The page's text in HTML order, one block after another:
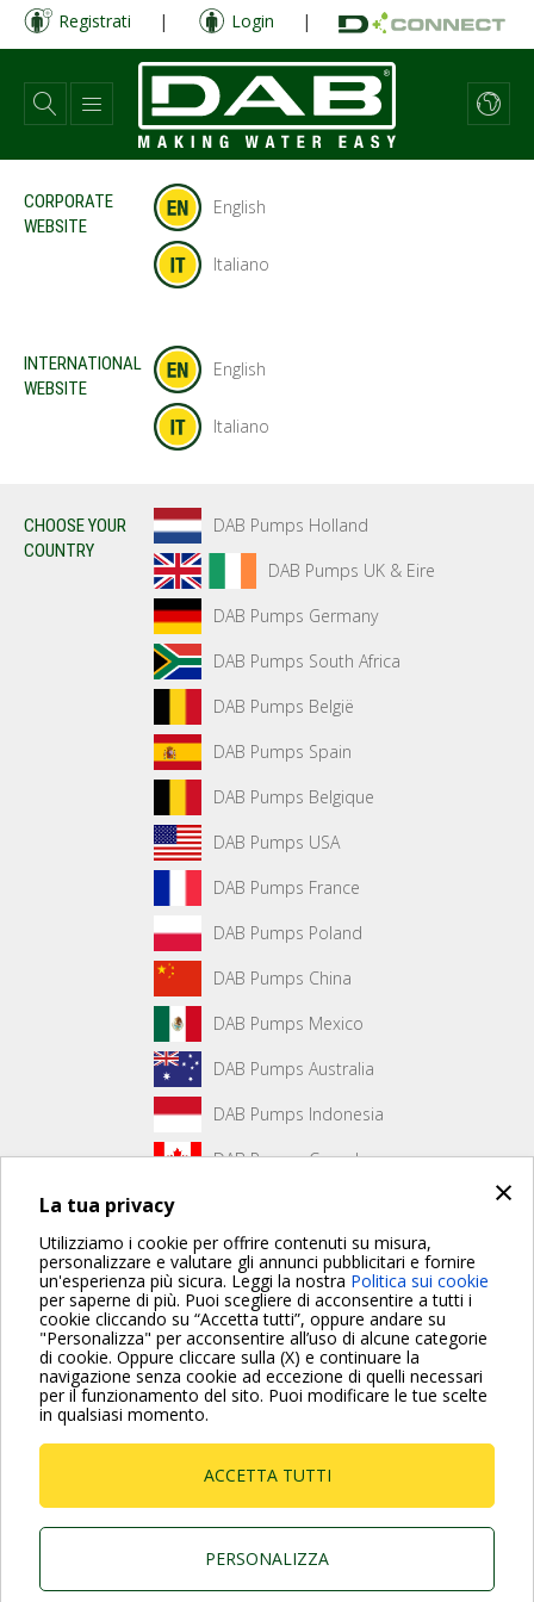
×
La tua privacy
Utilizziamo i cookie per offrire contenuti su misura,
personalizzare e valutare gli annunci pubblicitari e fornire
un'esperienza più sicura. Leggi la nostra Politica sui cookie
per saperne di più. Puoi scegliere di acconsentire a tutti i
cookie cliccando su “Accetta tutti”, oppure andare su
"Personalizza" per acconsentire all’uso di alcune categorie
di cookie. Oppure cliccare sulla (X) e continuare la
navigazione senza cookie ad eccezione di quelli necessari
per il funzionamento del sito. Puoi modificare le tue scelte
in qualsiasi momento.
ACCETTA TUTTI
PERSONALIZZA
Salta
contenuto
principale
Registrati | Login |
CORPORATE
WEBSITE
English
Italiano
INTERNATIONAL
WEBSITE
English
Italiano
CHOOSE YOUR
COUNTRY
DAB Pumps Holland
DAB Pumps UK & Eire
DAB Pumps Germany
DAB Pumps South Africa
DAB Pumps België
DAB Pumps Spain
DAB Pumps Belgique
DAB Pumps USA
DAB Pumps France
DAB Pumps Poland
DAB Pumps China
DAB Pumps Mexico
DAB Pumps Australia
DAB Pumps Indonesia
DAB Pumps Canada
Non è stato creato alcun contenuto per la prima pagina.
Per maggiori informazioni consulta anche le Domande più
Frequenti
P.I. 03675230282 - R.E.A. Padova N. 328200- Cap.